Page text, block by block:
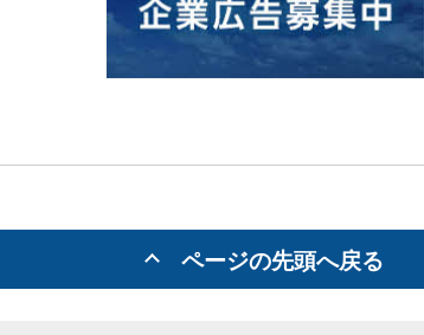
ページの先頭へ戻る